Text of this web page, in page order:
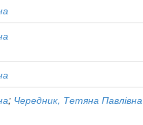
; Чередник, Тетяна Павлівна